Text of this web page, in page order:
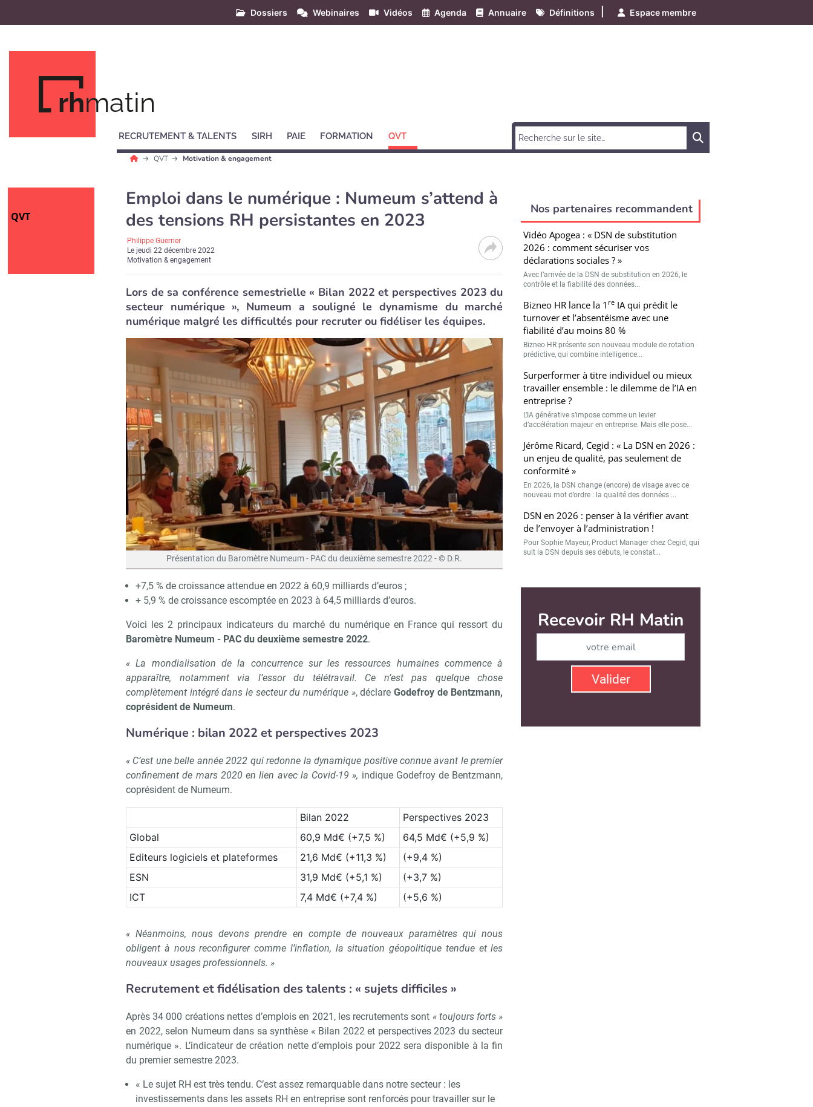
Dossiers Webinaires Vidéos Agenda Annuaire Définitions Espace membre
rhmatin
RECRUTEMENT & TALENTS SIRH PAIE FORMATION QVT
QVT Motivation & engagement
QVT
Emploi dans le numérique : Numeum s’attend à
des tensions RH persistantes en 2023
Philippe Guerrier
Lejeudi 22 décembre 2022
Motivation & engagement
Lors de sa conférence semestrielle « Bilan 2022 et perspectives 2023 du
secteur numérique », Numeum a souligné le dynamisme du marché
numérique malgré les difficultés pour recruter ou fidéliser les équipes.
Présentation du Baromètre Numeum - PAC du deuxième semestre 2022 - © D.R.
+7,5 % de croissance attendue en 2022 à 60,9 milliards d’euros ;
+ 5,9 % de croissance escomptée en 2023 à 64,5 milliards d’euros.
Voici les 2 principaux indicateurs du marché du numérique en France qui ressort du
Baromètre Numeum - PAC du deuxième semestre 2022.
« La mondialisation de la concurrence sur les ressources humaines commence à
apparaître, notamment via l’essor du télétravail. Ce n’est pas quelque chose
complètement intégré dans le secteur du numérique », déclareGodefroy de Bentzmann,
coprésident de Numeum.
Numérique : bilan 2022 et perspectives 2023
« C’est une belle année 2022 qui redonne la dynamique positive connue avant le premier
confinement de mars 2020 en lien avec la Covid-19 », indique Godefroy de Bentzmann,
coprésident de Numeum.
Bilan 2022
Perspectives 2023
Global
60,9 Md€ (+7,5 %)
64,5 Md€ (+5,9 %)
Editeurs logiciels et plateformes
21,6 Md€ (+11,3 %)
(+9,4 %)
ESN
31,9 Md€ (+5,1 %)
(+3,7 %)
ICT
7,4 Md€ (+7,4 %) (+5,6 %)
« Néanmoins, nous devons prendre en compte de nouveaux paramètres qui nous
obligent à nous reconfigurer comme l’inflation, la situation géopolitique tendue et les
nouveaux usages professionnels. »
Recrutement et fidélisation des talents : « sujets difficiles »
Après 34 000 créations nettes d’emplois en 2021, les recrutements sont « toujours forts »
en 2022, selon Numeum dans sa synthèse « Bilan 2022 et perspectives 2023 du secteur
numérique ». L’indicateur de création nette d’emplois pour 2022 sera disponible à la fin
du premier semestre 2023.
« Le sujet RH est très tendu. C’est assez remarquable dans notre secteur : les
investissements dans les assets RH en entreprise sont renforcés pour travailler sur le
Nos partenaires recommandent
Vidéo Apogea : « DSN de substitution
2026 : comment sécuriser vos
déclarations sociales ? »
Avec l’arrivée de la DSN de substitution en 2026, le
contrôle et la fiabilité des données...
Bizneo HR lance la 1 reIA qui prédit le
turnover et l’absentéisme avec une
fiabilité d’au moins 80 %
Bizneo HR présente son nouveau module de rotation
prédictive, qui combine intelligence...
Surperformer à titre individuel ou mieux
travailler ensemble : le dilemme de l’IA en
entreprise ?
L’IA générative s’impose comme un levier
d’accélération majeur en entreprise. Mais elle pose...
Jérôme Ricard, Cegid : « La DSN en 2026 :
un enjeu de qualité, pas seulement de
conformité »
En 2026, la DSN change (encore) de visage avec ce
nouveau mot d’ordre : la qualité des données ...
DSN en 2026 : penser à la vérifier avant
de l’envoyer à l’administration !
Pour Sophie Mayeur, Product Manager chez Cegid, qui
suit la DSN depuis ses débuts, le constat...